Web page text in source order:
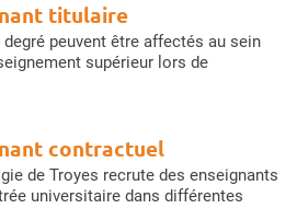
titulaire
peuvent être affectés au sein
supérieur lors de
contractuel
de Troyes recrute des enseignants
universitaire dans différentes